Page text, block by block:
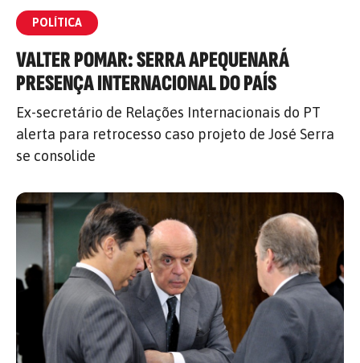
POLÍTICA
VALTER POMAR: SERRA APEQUENARÁ
PRESENÇA INTERNACIONAL DO PAÍS
Ex-secretário de Relações Internacionais do PT
alerta para retrocesso caso projeto de José Serra
se consolide